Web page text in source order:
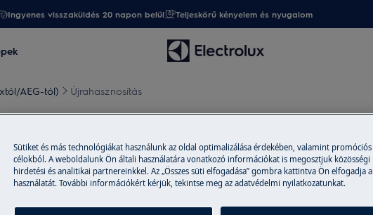
Ingyenes visszaküldés 20 napon belül Teljeskörű kényelem és nyugalom
AEG-tól) Újrahasznosítás
Támogatás a Újrahasznosítás
Sütiket és más technológiákat használunk az oldal optimalizálása érdekében, valamint
célokból. A weboldalunk Ön általi használatára vonatkozó információkat is megosztjuk közösségi
hirdetési és analitikai partnereinkkel. Az „Összes süti elfogadása” gombra kattintva Ön elfogadja
használatát. További információkért kérjük, tekintse meg az adatvédelmi nyilatkozatunkat.